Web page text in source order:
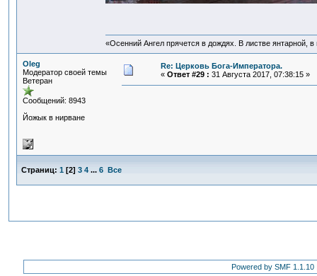
«Осенний Ангел прячется в дождях. В листве янтарной,
Oleg
Модератор своей темы
Ветеран
Сообщений: 8943
Йожык в нирване
Re: Церковь Бога-Императора.
« Ответ #29 : 31 Августа 2017, 07:38:15 »
Страниц: 1 [2] 3 4 ... 6 Все
Powered by SMF 1.1.10